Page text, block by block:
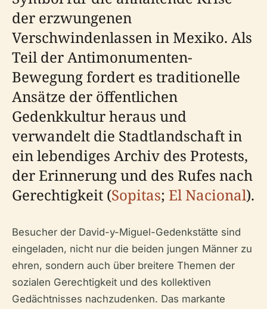
der erzwungenen
Verschwindenlassen in Mexiko. Als
Teil der Antimonumenten-
Bewegung fordert es traditionelle
Ansätze der öffentlichen
Gedenkkultur heraus und
verwandelt die Stadtlandschaft in
ein lebendiges Archiv des Protests,
der Erinnerung und des Rufes nach
Gerechtigkeit (Sopitas; El Nacional).
Besucher der David-y-Miguel-Gedenkstätte sind
eingeladen, nicht nur die beiden jungen Männer zu
ehren, sondern auch über breitere Themen der
sozialen Gerechtigkeit und des kollektiven
Gedächtnisses nachzudenken. Das markante